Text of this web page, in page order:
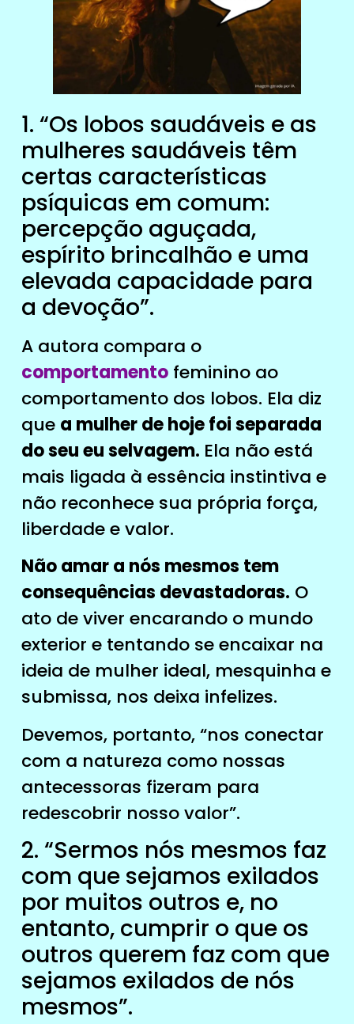
1. “Os lobos saudáveis e as
mulheres saudáveis têm
certas características
psíquicas em comum:
percepção aguçada,
espírito brincalhão e uma
elevada capacidade para
a devoção”.
A autora compara o
comportamentofeminino ao
comportamento dos lobos. Ela diz
que a mulher de hoje foi separada
do seu eu selvagem. Ela não está
mais ligada à essência instintiva e
não reconhece sua própria força,
liberdade e valor.
Não amar a nós mesmos tem
consequências devastadoras. O
ato de viver encarando o mundo
exterior e tentando se encaixar na
ideia de mulher ideal, mesquinha e
submissa, nos deixa infelizes.
Devemos, portanto, “nos conectar
com a natureza como nossas
antecessoras fizeram para
redescobrir nosso valor”.
2. “Sermos nós mesmos faz
com que sejamos exilados
por muitos outros e, no
entanto, cumprir o que os
outros querem faz com que
sejamos exilados de nós
mesmos”.